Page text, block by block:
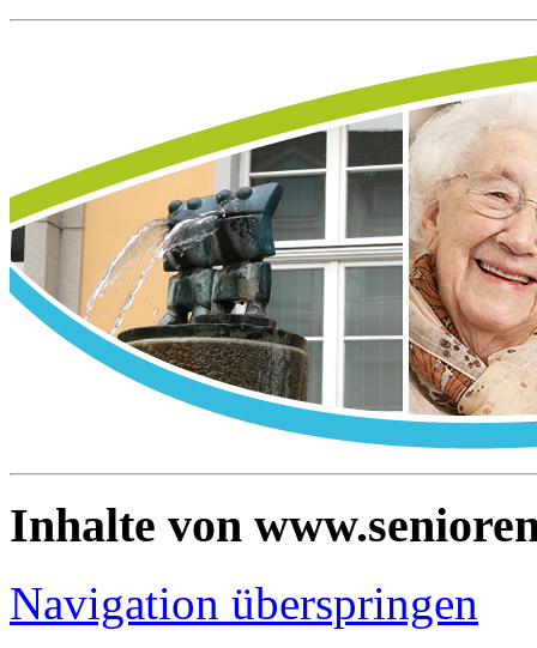
Inhalte von
Navigation überspringen